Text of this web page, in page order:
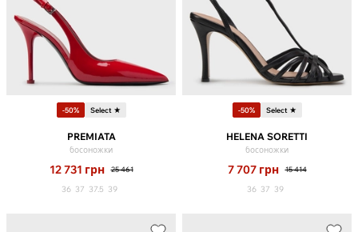
-50% Select ★
PREMIATA
босоножки
12 731 грн 25 461
36 37 37.5 39
-50% Select ★
HELENA SORETTI
босоножки
7 707 грн 15 414
36 37 39